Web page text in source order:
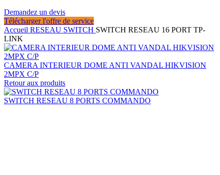
Demandez un devis
Télécharger l'offre de service
Accueil RESEAU SWITCH SWITCH RESEAU 16 PORT TP-
LINK
CAMERA INTERIEUR DOME ANTI VANDAL HIKVISION
2MPX C/P
Retour aux produits
SWITCH RESEAU 8 PORTS COMMANDO